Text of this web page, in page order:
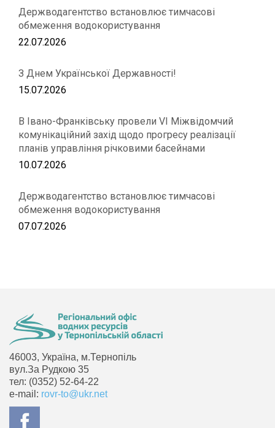
Держводагентство встановлює тимчасові
обмеження водокористування
22.07.2026
З Днем Української Державності!
15.07.2026
В Івано-Франківську провели VІ Міжвідомчий
комунікаційний захід щодо прогресу реалізації
планів управління річковими басейнами
10.07.2026
Держводагентство встановлює тимчасові
обмеження водокористування
07.07.2026
46003, Україна, м.Тернопіль
вул.За Рудкою 35
тел: (0352) 52-64-22
e-mail: rovr-to@ukr.net